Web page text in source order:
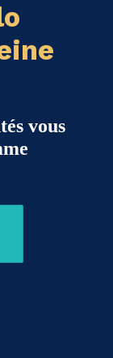
vous